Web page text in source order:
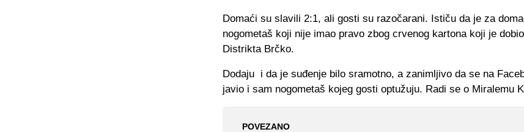
Domaći su slavili 2:1, ali gosti su razočarani. Ističu da je za
nogometaš koji nije imao pravo zbog crvenog kartona koji je
Distrikta Brčko.
Dodaju i da je suđenje bilo sramotno, a zanimljivo da se na
javio i sam nogometaš kojeg gosti optužuju. Radi se o Miralemu
POVEZANO